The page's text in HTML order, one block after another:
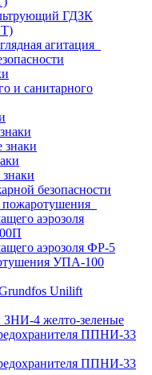
ГДЗК
агитация
и санитарного
безопасности
пожаротушения
аэрозоля
аэрозоля ФР-5
УПА-100
Unilift
4 желто-зеленые
ППНИ-33
ППНИ-33